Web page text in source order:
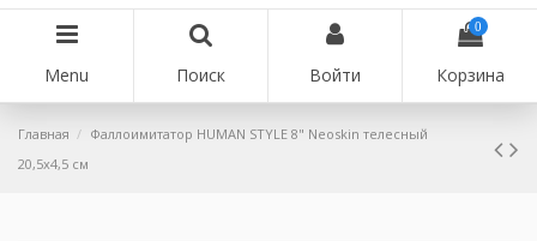
Menu Поиск Войти
0
Корзина
Главная
Фаллоимитатор HUMAN STYLE 8" Neoskin телесный
20,5х4,5 см